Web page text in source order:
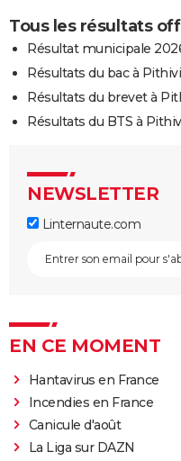
Tous les résultats
Résultat municipale
Résultats du bac à
Résultats du brevet à
Résultats du BTS à
NEWSLETTER
Linternaute.com
EN CE MOMENT
Hantavirus en France
Incendies en France
Canicule d'août
La Liga sur DAZN